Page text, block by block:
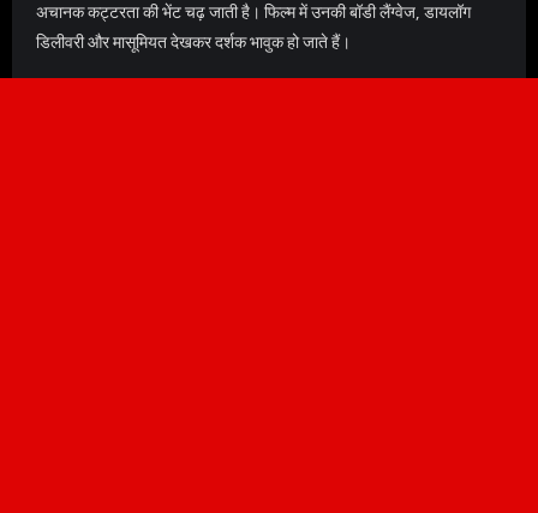
अचानक कट्टरता की भेंट चढ़ जाती है। फिल्म में उनकी बॉडी लैंग्वेज, डायलॉग
डिलीवरी और मासूमियत देखकर दर्शक भावुक हो जाते हैं।